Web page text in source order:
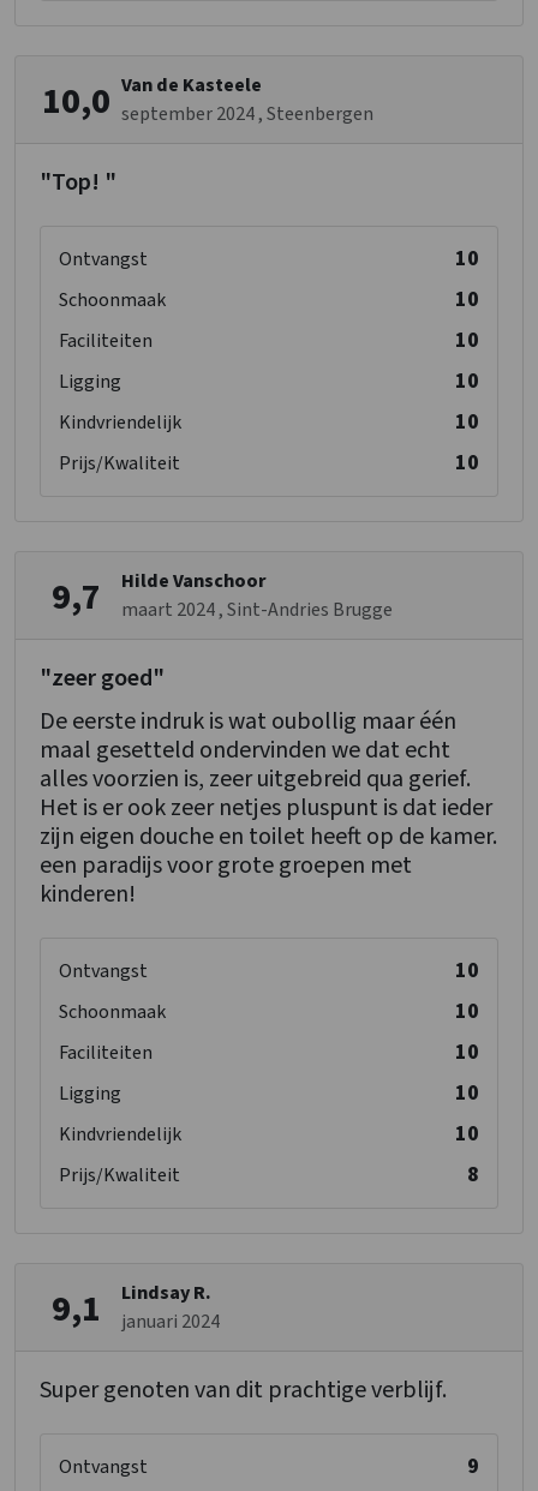
1-persoonsbed
Douches
1-persoonsbed
10,0 Van de Kasteele
september 2024, Steenbergen
"Top! "
Ontvangst 10
Schoonmaak 10
Faciliteiten 10
Ligging 10
Kindvriendelijk 10
Prijs/Kwaliteit 10
9,7
Hilde Vanschoor
maart 2024, Sint-Andries Brugge
"zeer goed"
De eerste indruk is wat oubollig maar één
maal gesetteld ondervinden we dat echt
alles voorzien is, zeer uitgebreid qua gerief.
Het is er ook zeer netjes pluspunt is dat ieder
zijn eigen douche en toilet heeft op de kamer.
een paradijs voor grote groepen met
kinderen!
Ontvangst 10
Schoonmaak 10
Faciliteiten 10
Ligging 10
Kindvriendelijk 10
Prijs/Kwaliteit 8
9,1
Lindsay R.
januari 2024
Super genoten van dit prachtige verblijf.
Ontvangst 9